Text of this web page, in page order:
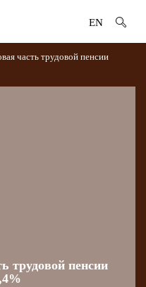
EN
часть трудовой пенсии
трудовой пенсии